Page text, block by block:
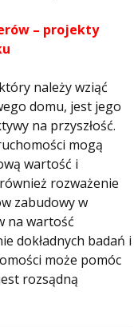
– projekty
należy wziąć
domu, jest jego
na przyszłość.
mogą
wartość i
rozważenie
zabudowy w
na wartość
dokładnych badań i
może pomóc
rozsądną